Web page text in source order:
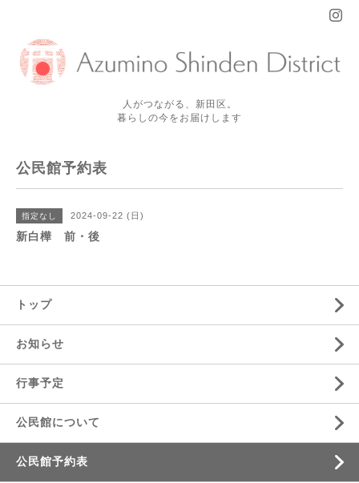
人がつながる、新田区。
暮らしの今をお届けします
公民館予約表
指定なし 2024-09-22 (日)
新白樺 前・後
トップ
お知らせ
行事予定
公民館について
公民館予約表